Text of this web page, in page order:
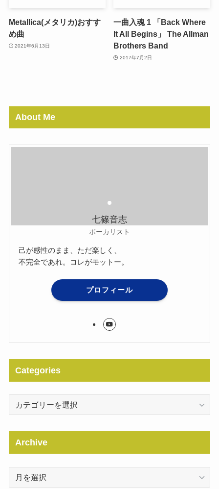
Metallica(メタリカ)おすす
め曲
2021年6月13日
一曲入魂 1 「Back Where
It All Begins」 The Allman
Brothers Band
2017年7月2日
About Me
七篠音志
ボーカリスト
己が感性のまま、ただ楽しく、
不完全であれ。コレがモットー。
プロフィール
Categories
Categories
Archive
Archive